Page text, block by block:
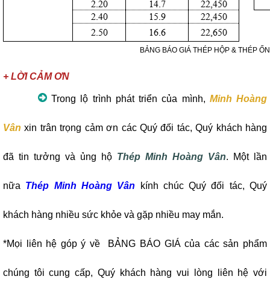
BẢNG BÁO GIÁ THÉP HỘP & THÉP
+ LỜI CẢM ƠN
Trong lộ trình phát triển của mình, Minh Hoàng
Vân xin trân trọng cảm ơn các Quý đối tác, Quý khách hàng
đã tin tưởng và ủng hộ Thép Minh Hoàng Vân. Một lần
nữa Thép Minh Hoàng Vân kính chúc Quý đối tác, Quý
khách hàng nhiều sức khỏe và gặp nhiều may mắn.
*Mọi liên hệ góp ý về BẢNG BÁO GIÁ của các sản phẩm
chúng tôi cung cấp, Quý khách hàng vui lòng liên hệ với